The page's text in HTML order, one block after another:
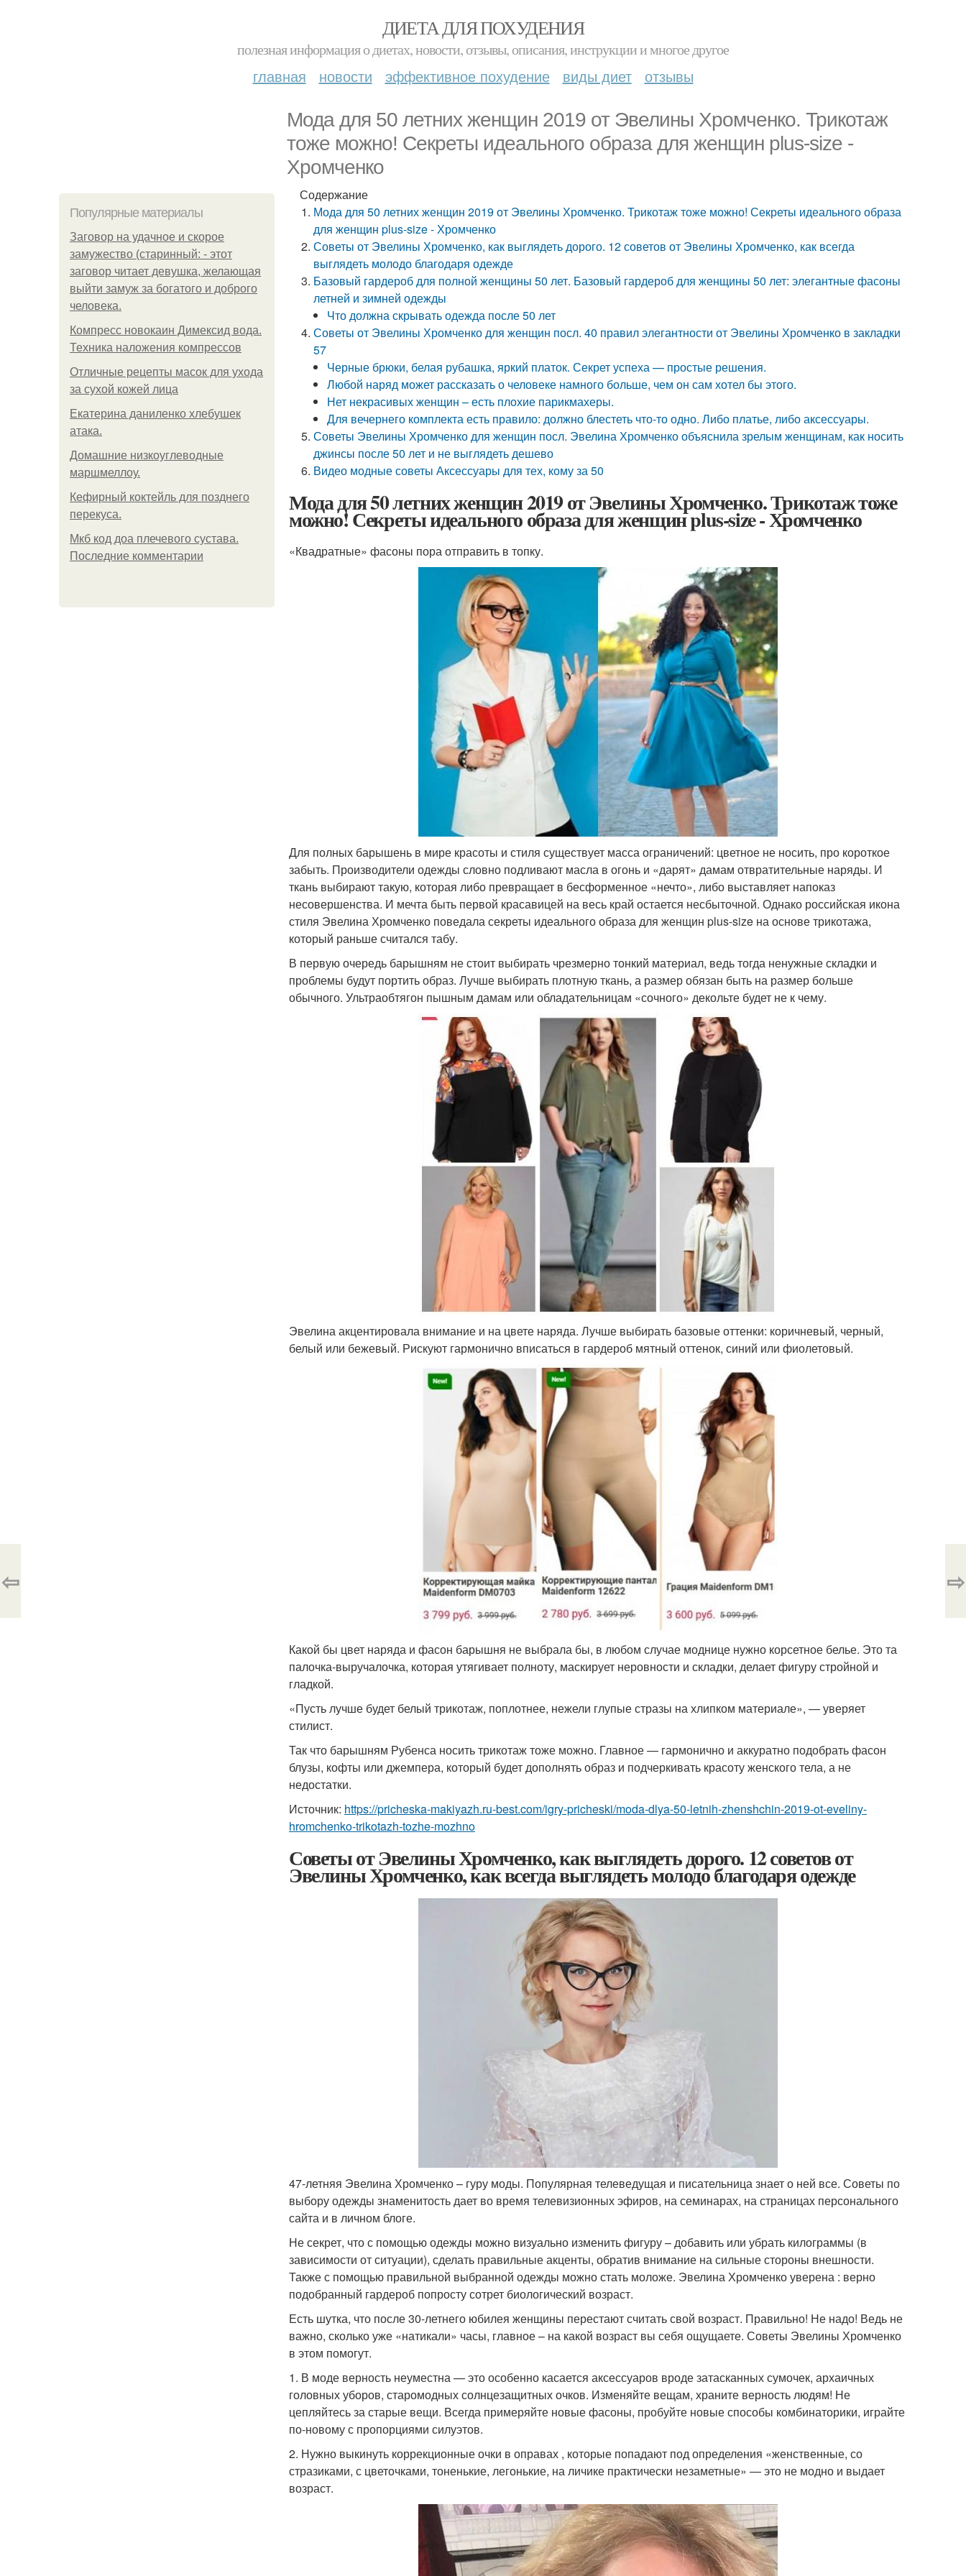
ДИЕТА ДЛЯ ПОХУДЕНИЯ
полезная информация о диетах, новости, отзывы, описания, инструкции и многое другое
главная новости эффективное похудение виды диет отзывы
Мода для 50 летних женщин 2019 от Эвелины Хромченко. Трикотаж
тоже можно! Секреты идеального образа для женщин plus-size -
Хромченко
Популярные материалы
Заговор на удачное и скорое
замужество (старинный: - этот
заговор читает девушка, желающая
выйти замуж за богатого и доброго
человека.
Компресс новокаин Димексид вода.
Техника наложения компрессов
Отличные рецепты масок для ухода
за сухой кожей лица
Екатерина даниленко хлебушек
атака.
Домашние низкоуглеводные
маршмеллоу.
Кефирный коктейль для позднего
перекуса.
Мкб код доа плечевого сустава.
Последние комментарии
Содержание
Мода для 50 летних женщин 2019 от Эвелины Хромченко. Трикотаж тоже можно! Секреты идеального образа
для женщин plus-size - Хромченко
Советы от Эвелины Хромченко, как выглядеть дорого. 12 советов от Эвелины Хромченко, как всегда
выглядеть молодо благодаря одежде
Базовый гардероб для полной женщины 50 лет. Базовый гардероб для женщины 50 лет: элегантные фасоны
летней и зимней одежды
Что должна скрывать одежда после 50 лет
Советы от Эвелины Хромченко для женщин посл. 40 правил элегантности от Эвелины Хромченко в закладки
57
Черные брюки, белая рубашка, яркий платок. Секрет успеха — простые решения.
Любой наряд может рассказать о человеке намного больше, чем он сам хотел бы этого.
Нет некрасивых женщин – есть плохие парикмахеры.
Для вечернего комплекта есть правило: должно блестеть что-то одно. Либо платье, либо аксессуары.
Советы Эвелины Хромченко для женщин посл. Эвелина Хромченко объяснила зрелым женщинам, как носить
джинсы после 50 лет и не выглядеть дешево
Видео модные советы Аксессуары для тех, кому за 50
Мода для 50 летних женщин 2019 от Эвелины Хромченко. Трикотаж тоже
можно! Секреты идеального образа для женщин plus-size - Хромченко
«Квадратные» фасоны пора отправить в топку.
Для полных барышень в мире красоты и стиля существует масса ограничений: цветное не носить, про короткое
забыть. Производители одежды словно подливают масла в огонь и «дарят» дамам отвратительные наряды. И
ткань выбирают такую, которая либо превращает в бесформенное «нечто», либо выставляет напоказ
несовершенства. И мечта быть первой красавицей на весь край остается несбыточной. Однако российская икона
стиля Эвелина Хромченко поведала секреты идеального образа для женщин plus-size на основе трикотажа,
который раньше считался табу.
В первую очередь барышням не стоит выбирать чрезмерно тонкий материал, ведь тогда ненужные складки и
проблемы будут портить образ. Лучше выбирать плотную ткань, а размер обязан быть на размер больше
обычного. Ультраобтягон пышным дамам или обладательницам «сочного» декольте будет не к чему.
Эвелина акцентировала внимание и на цвете наряда. Лучше выбирать базовые оттенки: коричневый, черный,
белый или бежевый. Рискуют гармонично вписаться в гардероб мятный оттенок, синий или фиолетовый.
Какой бы цвет наряда и фасон барышня не выбрала бы, в любом случае моднице нужно корсетное белье. Это та
палочка-выручалочка, которая утягивает полноту, маскирует неровности и складки, делает фигуру стройной и
гладкой.
«Пусть лучше будет белый трикотаж, поплотнее, нежели глупые стразы на хлипком материале», — уверяет
стилист.
Так что барышням Рубенса носить трикотаж тоже можно. Главное — гармонично и аккуратно подобрать фасон
блузы, кофты или джемпера, который будет дополнять образ и подчеркивать красоту женского тела, а не
недостатки.
Источник: https://pricheska-makiyazh.ru-best.com/igry-pricheski/moda-dlya-50-letnih-zhenshchin-2019-ot-eveliny-
hromchenko-trikotazh-tozhe-mozhno
Советы от Эвелины Хромченко, как выглядеть дорого. 12 советов от
Эвелины Хромченко, как всегда выглядеть молодо благодаря одежде
47-летняя Эвелина Хромченко – гуру моды. Популярная телеведущая и писательница знает о ней все. Советы по
выбору одежды знаменитость дает во время телевизионных эфиров, на семинарах, на страницах персонального
сайта и в личном блоге.
Не секрет, что с помощью одежды можно визуально изменить фигуру – добавить или убрать килограммы (в
зависимости от ситуации), сделать правильные акценты, обратив внимание на сильные стороны внешности.
Также с помощью правильной выбранной одежды можно стать моложе. Эвелина Хромченко уверена : верно
подобранный гардероб попросту сотрет биологический возраст.
Есть шутка, что после 30-летнего юбилея женщины перестают считать свой возраст. Правильно! Не надо! Ведь не
важно, сколько уже «натикали» часы, главное – на какой возраст вы себя ощущаете. Советы Эвелины Хромченко
в этом помогут.
1. В моде верность неуместна — это особенно касается аксессуаров вроде затасканных сумочек, архаичных
головных уборов, старомодных солнцезащитных очков. Изменяйте вещам, храните верность людям! Не
цепляйтесь за старые вещи. Всегда примеряйте новые фасоны, пробуйте новые способы комбинаторики, играйте
по-новому с пропорциями силуэтов.
2. Нужно выкинуть коррекционные очки в оправах , которые попадают под определения «женственные, со
стразиками, с цветочками, тоненькие, легонькие, на личике практически незаметные» — это не модно и выдает
возраст.
⇦ ⇨